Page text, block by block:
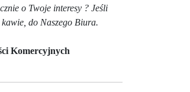
o Twoje interesy ? Jeśli
do Naszego Biura.
Komercyjnych